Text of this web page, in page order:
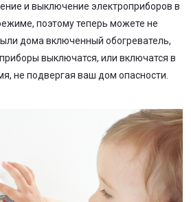
и выключение электроприборов в
поэтому теперь можете не
дома включенный обогреватель,
выключатся, или включатся в
не подвергая ваш дом опасности.